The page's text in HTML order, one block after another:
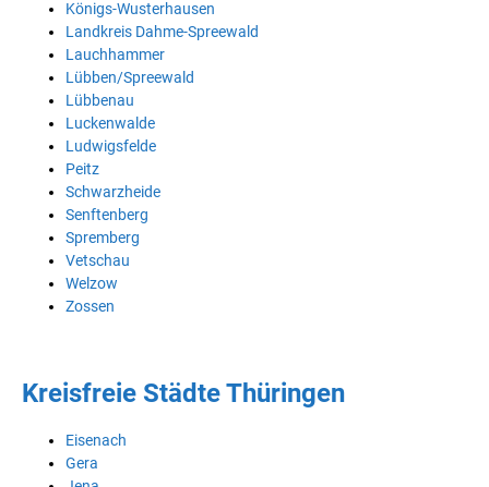
Königs-Wusterhausen
Landkreis Dahme-Spreewald
Lauchhammer
Lübben/Spreewald
Lübbenau
Luckenwalde
Ludwigsfelde
Peitz
Schwarzheide
Senftenberg
Spremberg
Vetschau
Welzow
Zossen
Kreisfreie Städte Thüringen
Eisenach
Gera